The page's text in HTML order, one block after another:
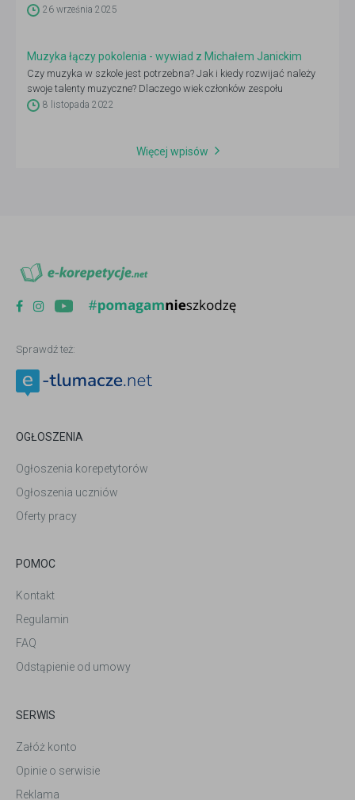
dlatego warto już dziś sprawdzić, co się zmieni i jak dobrze się
26 września 2025
Muzyka łączy pokolenia - wywiad z Michałem Janickim
Czy muzyka w szkole jest potrzebna? Jak i kiedy rozwijać należy
swoje talenty muzyczne? Dlaczego wiek członków zespołu
muzycznego nie ma znaczenia? O pasji i miłości do muzyki, która
zespołu rockowego „Krew, Pot i Łzy”.
8 listopada 2022
Więcej wpisów
Sprawdź też:
OGŁOSZENIA
Ogłoszenia korepetytorów
Ogłoszenia uczniów
Oferty pracy
POMOC
Kontakt
Regulamin
FAQ
Odstąpienie od umowy
SERWIS
Załóż konto
Opinie o serwisie
Reklama